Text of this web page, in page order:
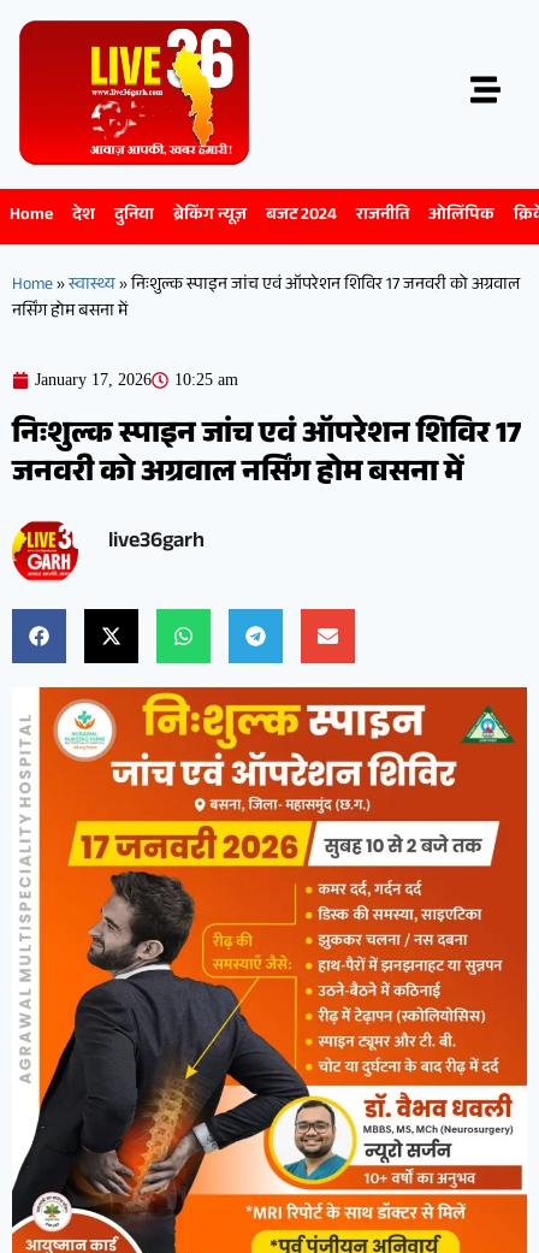
Home देश दुनिया ब्रेकिंग न्यूज़ बजट 2024 राजनीति ओलिंपिक
Home»स्वास्थ्य»निःशुल्क स्पाइन जांच एवं ऑपरेशन शिविर 17 जनवरी को अग्रवाल
नर्सिंग होम बसना में
January 17, 2026 10:25 am
निःशुल्क स्पाइन जांच एवं ऑपरेशन शिविर 17
जनवरी को अग्रवाल नर्सिंग होम बसना में
live36garh